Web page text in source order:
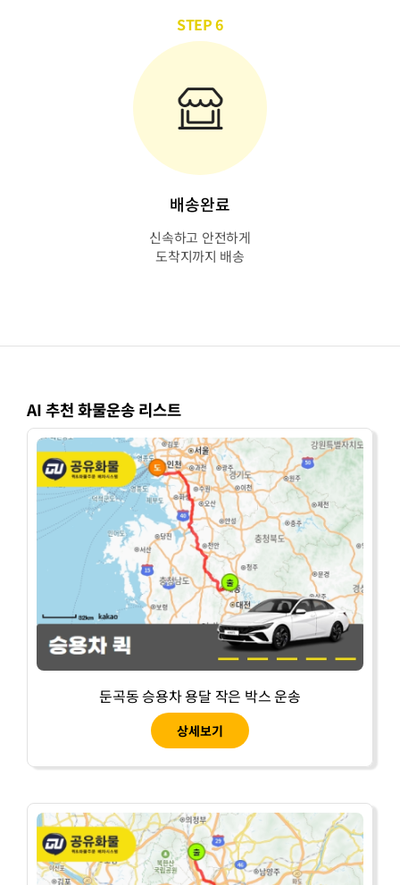
STEP 6
배송완료
신속하고 안전하게
도착지까지 배송
AI 추천 화물운송 리스트
둔곡동 승용차 용달 작은 박스 운송
상세보기